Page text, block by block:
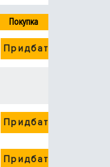
Покупка
Придбати
Придбати
Придбати